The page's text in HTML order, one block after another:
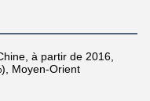
à partir de 2016,
Moyen-Orient